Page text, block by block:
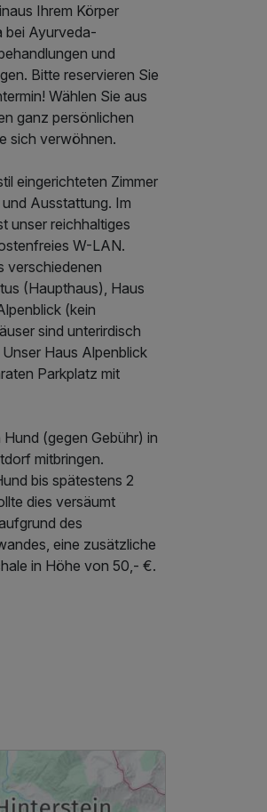
Ihrem Körper
bei Ayurveda-
und
Bitte reservieren Sie
Wählen Sie aus
ganz persönlichen
sich verwöhnen.
eingerichteten Zimmer
Ausstattung. Im
unser reichhaltiges
W-LAN.
verschiedenen
(Haupthaus), Haus
(kein
sind unterirdisch
Haus Alpenblick
Parkplatz mit
(gegen Gebühr) in
mitbringen.
bis spätestens 2
dies versäumt
des
eine zusätzliche
in Höhe von 50,- €.